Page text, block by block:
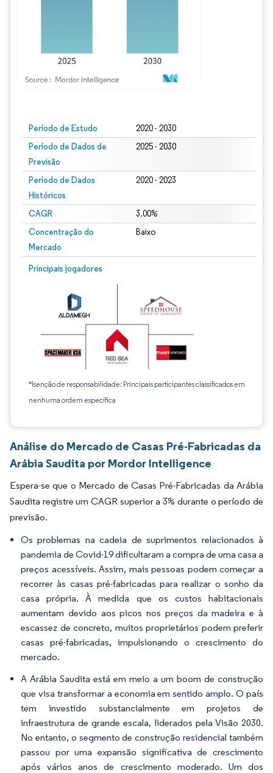
Período de Estudo 2020 - 2030
Período de Dados de
Previsão
2025 - 2030
Período de Dados
Históricos
2020 - 2023
CAGR 3.00%
Concentração do
Mercado
Baixo
Principais jogadores
*Isenção de responsabilidade: Principais participantes classificados em
nenhuma ordem específica
Análise do Mercado de Casas Pré-Fabricadas da
Arábia Saudita por Mordor Intelligence
Espera-se que o Mercado de Casas Pré-Fabricadas da Arábia
Saudita registre um CAGR superior a 3% durante o período de
previsão.
Os problemas na cadeia de suprimentos relacionados à
pandemia de Covid-19 dificultaram a compra de uma casa a
preços acessíveis. Assim, mais pessoas podem começar a
recorrer às casas pré-fabricadas para realizar o sonho da
casa própria. À medida que os custos habitacionais
aumentam devido aos picos nos preços da madeira e à
escassez de concreto, muitos proprietários podem preferir
casas pré-fabricadas, impulsionando o crescimento do
mercado.
A Arábia Saudita está em meio a um boom de construção
que visa transformar a economia em sentido amplo. O país
tem investido substancialmente em projetos de
infraestrutura de grande escala, liderados pela Visão 2030.
No entanto, o segmento de construção residencial também
passou por uma expansão significativa de crescimento
após vários anos de crescimento moderado. Um dos